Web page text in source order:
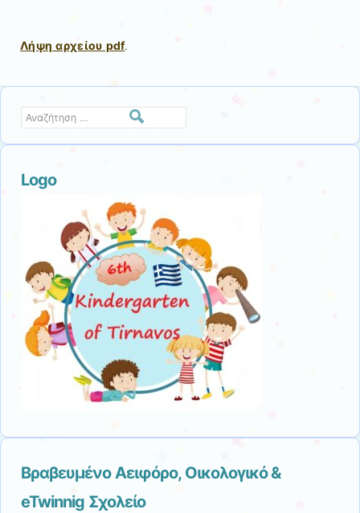
Λήψη αρχείου pdf.
Αναζήτηση
Logo
Βραβευμένο Αειφόρο, Οικολογικό &
eTwinnig Σχολείο